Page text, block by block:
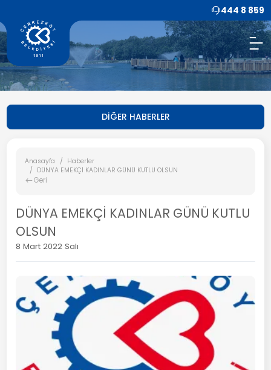
444 8 859
DİĞER HABERLER
Anasayfa
Haberler
DÜNYA EMEKÇİ KADINLAR GÜNÜ KUTLU OLSUN
Geri
DÜNYA EMEKÇİ KADINLAR GÜNÜ KUTLU
OLSUN
8 Mart 2022 Salı